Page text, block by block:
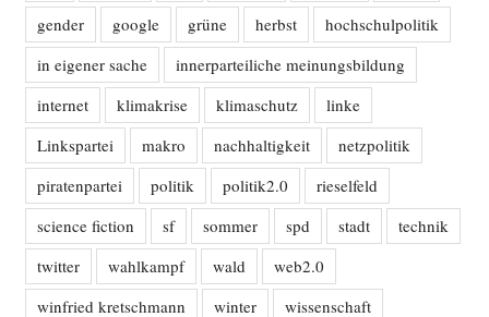
gender
google grüne herbst
hochschulpolitik
in eigener sache
innerparteiliche meinungsbildung
internet
klimakrise klimaschutz
linke
Linkspartei
makro nachhaltigkeit
netzpolitik
piratenpartei
politik politik2.0
rieselfeld
science fiction
sf sommer spd stadt
technik
twitter
wahlkampf wald
web2.0
winfried kretschmann
winter wissenschaft